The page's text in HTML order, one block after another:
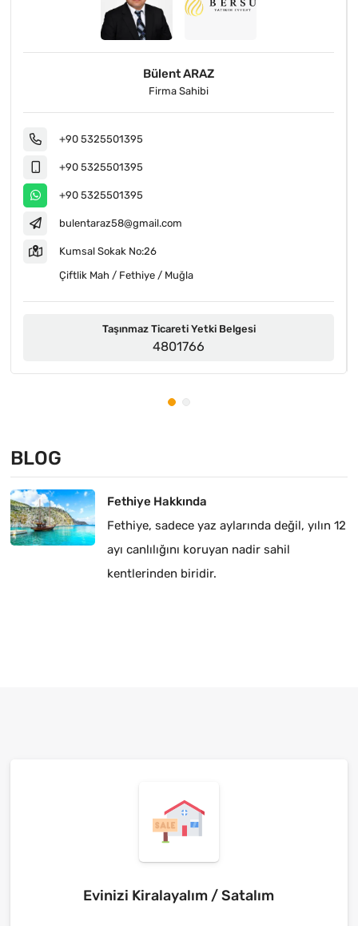
Bülent ARAZ
Firma Sahibi
+90 5325501395
+90 5325501395
+90 5325501395
bulentaraz58@gmail.com
Kumsal Sokak No:26
Çiftlik Mah / Fethiye / Muğla
Taşınmaz Ticareti Yetki Belgesi
4801766
BLOG
Fethiye Hakkında
Fethiye, sadece yaz aylarında değil, yılın 12
ayı canlılığını koruyan nadir sahil
kentlerinden biridir.
Evinizi Kiralayalım / Satalım